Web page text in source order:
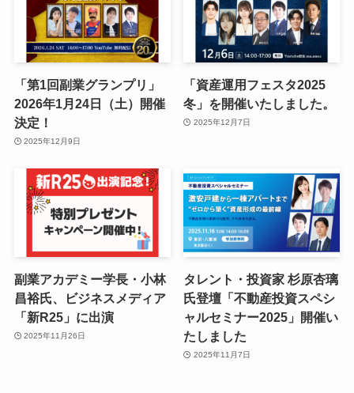
「第1回副業グランプリ」
2026年1月24日（土）開催
決定！
2025年12月9日
「資産運用フェスタ2025
冬」を開催いたしました。
2025年12月7日
副業アカデミー学長・小林
昌裕氏、ビジネスメディア
「新R25」に出演
2025年11月26日
タレント・投資家 杉原杏璃
氏登壇「不動産投資スペシ
ャルセミナー2025」開催い
たしました
2025年11月7日